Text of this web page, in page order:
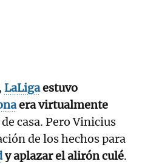
LaLigaestuvo
era virtualmente
casa. Pero Vinicius
de los hechos para
y aplazar el alirón culé.